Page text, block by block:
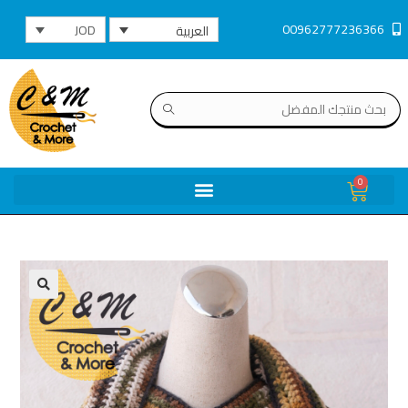
00962777236366 العربية JOD
0
🔍